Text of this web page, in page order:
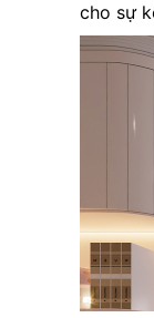
cho sự